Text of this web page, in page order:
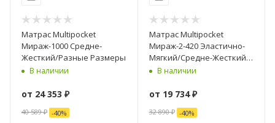
Матрас Multipocket
Мираж-1000 Средне-
Жесткий/Разные Размеры
В наличии
от 24 353 ₽
40 589 ₽ -40%
Матрас Multipocket
Мираж-2-420 Эластично-
Мягкий/Средне-Жесткий/
Разные Размеры
В наличии
от 19 734 ₽
32 890 ₽ -40%